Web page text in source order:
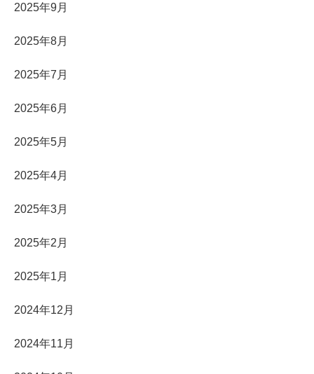
2025年9月
2025年8月
2025年7月
2025年6月
2025年5月
2025年4月
2025年3月
2025年2月
2025年1月
2024年12月
2024年11月